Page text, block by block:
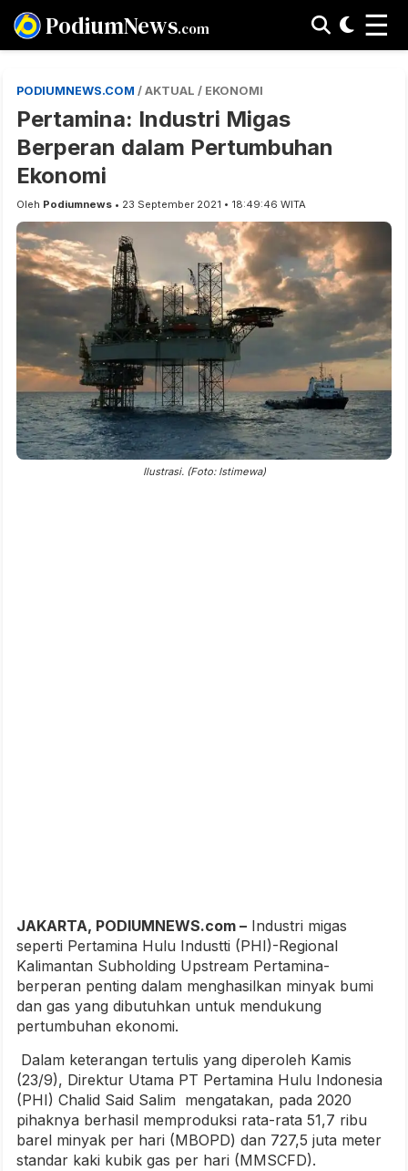
PodiumNews.com ☰
PODIUMNEWS.COM / AKTUAL / EKONOMI
Pertamina: Industri Migas
Berperan dalam Pertumbuhan
Ekonomi
Oleh Podiumnews • 23 September 2021 • 18:49:46 WITA
Ilustrasi. (Foto: Istimewa)
JAKARTA, PODIUMNEWS.com – Industri migas
seperti Pertamina Hulu Industti (PHI)-Regional
Kalimantan Subholding Upstream Pertamina-
berperan penting dalam menghasilkan minyak bumi
dan gas yang dibutuhkan untuk mendukung
pertumbuhan ekonomi.
Dalam keterangan tertulis yang diperoleh Kamis
(23/9), Direktur Utama PT Pertamina Hulu Indonesia
(PHI) Chalid Said Salim mengatakan, pada 2020
pihaknya berhasil memproduksi rata-rata 51,7 ribu
barel minyak per hari (MBOPD) dan 727,5 juta meter
standar kaki kubik gas per hari (MMSCFD).